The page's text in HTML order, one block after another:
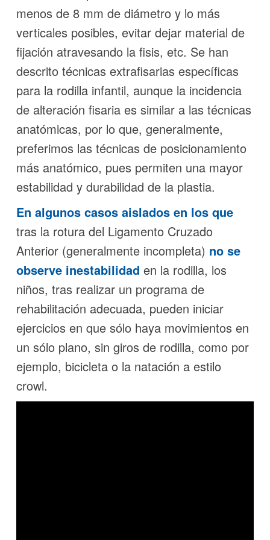
menos de 8 mm de diámetro y lo más
verticales posibles, evitar dejar material de
fijación atravesando la fisis, etc. Se han
descrito técnicas extrafisarias específicas
para la rodilla infantil, aunque la incidencia
de alteración fisaria es similar a las técnicas
anatómicas, por lo que, generalmente,
preferimos las técnicas de posicionamiento
más anatómico, pues permiten una mayor
estabilidad y durabilidad de la plastia.
En algunos casos aislados en los que
tras la rotura del Ligamento Cruzado
Anterior (generalmente incompleta) no se
observe inestabilidad en la rodilla, los
niños, tras realizar un programa de
rehabilitación adecuada, pueden iniciar
ejercicios en que sólo haya movimientos en
un sólo plano, sin giros de rodilla, como por
ejemplo, bicicleta o la natación a estilo
crowl.